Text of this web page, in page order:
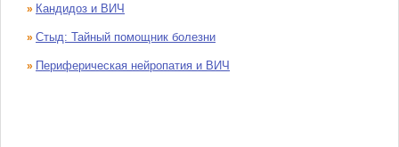
» Кандидоз и ВИЧ
» Стыд: Тайный помощник болезни
» Периферическая нейропатия и ВИЧ